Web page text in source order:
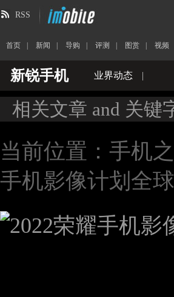
RSS
首页 新闻 导购 评测 图赏 视频
新锐手机 业界动态 |
相关文章 and 关键
当前位置： 手机
手机影像计划全